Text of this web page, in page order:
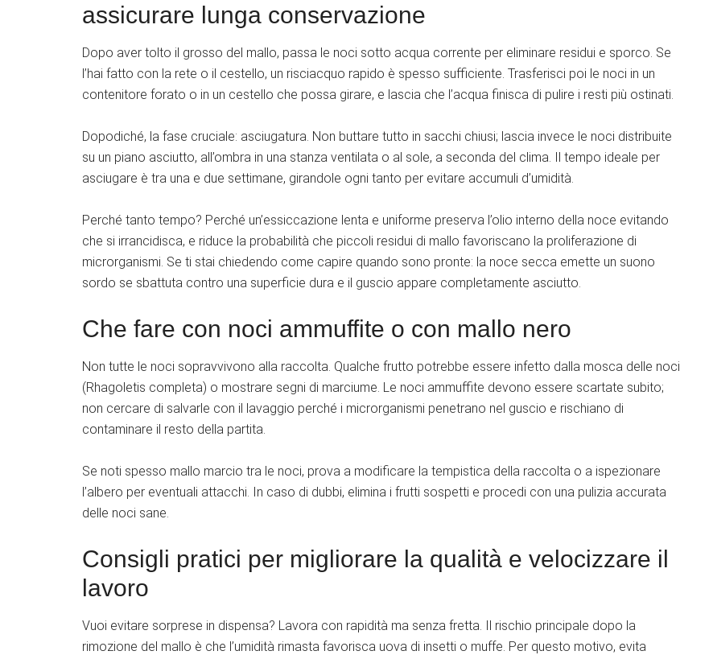
assicurare lunga conservazione
Dopo aver tolto il grosso del mallo, passa le noci sotto acqua corrente per eliminare residui e sporco. Se
l’hai fatto con la rete o il cestello, un risciacquo rapido è spesso sufficiente. Trasferisci poi le noci in un
contenitore forato o in un cestello che possa girare, e lascia che l’acqua finisca di pulire i resti più ostinati.
Dopodiché, la fase cruciale: asciugatura. Non buttare tutto in sacchi chiusi; lascia invece le noci distribuite
su un piano asciutto, all’ombra in una stanza ventilata o al sole, a seconda del clima. Il tempo ideale per
asciugare è tra una e due settimane, girandole ogni tanto per evitare accumuli d’umidità.
Perché tanto tempo? Perché un’essiccazione lenta e uniforme preserva l’olio interno della noce evitando
che si irrancidisca, e riduce la probabilità che piccoli residui di mallo favoriscano la proliferazione di
microrganismi. Se ti stai chiedendo come capire quando sono pronte: la noce secca emette un suono
sordo se sbattuta contro una superficie dura e il guscio appare completamente asciutto.
Che fare con noci ammuffite o con mallo nero
Non tutte le noci sopravvivono alla raccolta. Qualche frutto potrebbe essere infetto dalla mosca delle noci
(Rhagoletis completa) o mostrare segni di marciume. Le noci ammuffite devono essere scartate subito;
non cercare di salvarle con il lavaggio perché i microrganismi penetrano nel guscio e rischiano di
contaminare il resto della partita.
Se noti spesso mallo marcio tra le noci, prova a modificare la tempistica della raccolta o a ispezionare
l’albero per eventuali attacchi. In caso di dubbi, elimina i frutti sospetti e procedi con una pulizia accurata
delle noci sane.
Consigli pratici per migliorare la qualità e velocizzare il
lavoro
Vuoi evitare sorprese in dispensa? Lavora con rapidità ma senza fretta. Il rischio principale dopo la
rimozione del mallo è che l’umidità rimasta favorisca uova di insetti o muffe. Per questo motivo, evita